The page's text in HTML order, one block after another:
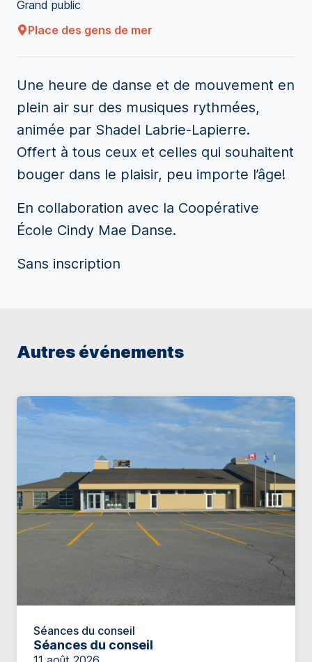
Grand public
Place des gens de mer
Une heure de danse et de mouvement en
plein air sur des musiques rythmées,
animée par Shadel Labrie-Lapierre.
Offert à tous ceux et celles qui souhaitent
bouger dans le plaisir, peu importe l’âge!
En collaboration avec la Coopérative
École Cindy Mae Danse.
Sans inscription
Autres événements
Séances du conseil
Séances du conseil